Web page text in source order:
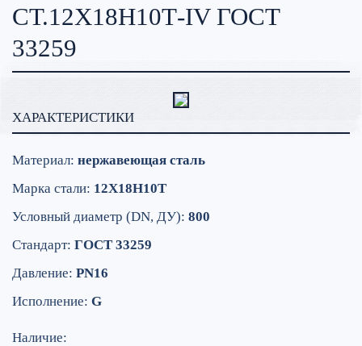
СТ.12Х18Н10Т-IV ГОСТ
33259
ХАРАКТЕРИСТИКИ
Материал: нержавеющая сталь
Марка стали: 12Х18Н10Т
Условный диаметр (DN, ДУ): 800
Стандарт: ГОСТ 33259
Давление: PN16
Исполнение: G
Наличие: